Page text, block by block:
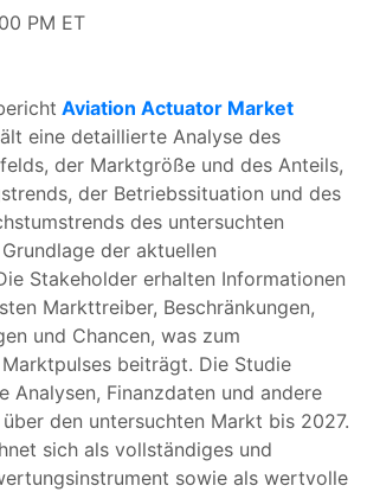
PM ET
Aviation Actuator Market
eine detaillierte Analyse des
der Marktgröße und des Anteils,
der Betriebssituation und des
des untersuchten
der aktuellen
Stakeholder erhalten Informationen
Markttreiber, Beschränkungen,
und Chancen, was zum
beiträgt. Die Studie
Analysen, Finanzdaten und andere
den untersuchten Markt bis 2027.
sich als vollständiges und
sowie als wertvolle